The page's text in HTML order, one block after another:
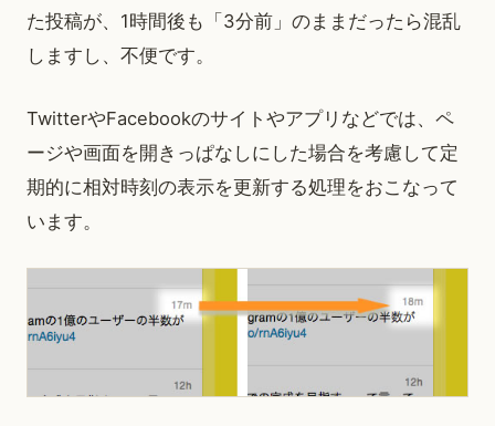
た投稿が、1時間後も「3分前」のままだったら混乱
しますし、不便です。
TwitterやFacebookのサイトやアプリなどでは、ペ
ージや画面を開きっぱなしにした場合を考慮して定
期的に相対時刻の表示を更新する処理をおこなって
います。